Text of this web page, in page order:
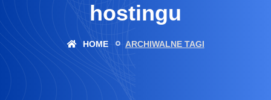
hostingu
HOME ARCHIWALNE TAGI